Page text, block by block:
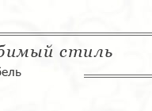
стиль